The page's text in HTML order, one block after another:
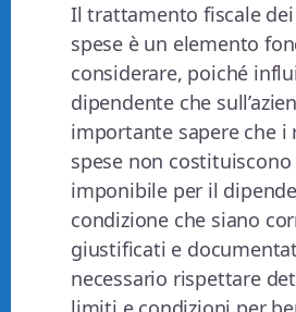
Il trattamento fiscale
spese è un elemento
considerare, poiché
dipendente che
importante sapere che i
spese non
imponibile per il
condizione che siano
giustificati e
necessario rispettare